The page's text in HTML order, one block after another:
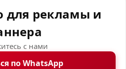
для рекламы и
с нами
по WhatsApp